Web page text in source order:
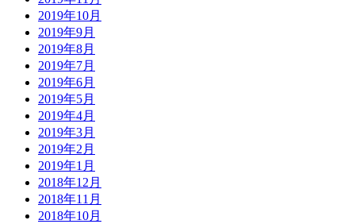
2019年10月
2019年9月
2019年8月
2019年7月
2019年6月
2019年5月
2019年4月
2019年3月
2019年2月
2019年1月
2018年12月
2018年11月
2018年10月